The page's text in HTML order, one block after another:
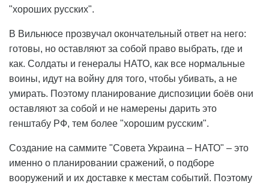
"хороших русских".
В Вильнюсе прозвучал окончательный ответ на него:
готовы, но оставляют за собой право выбрать, где и
как. Солдаты и генералы НАТО, как все нормальные
воины, идут на войну для того, чтобы убивать, а не
умирать. Поэтому планирование диспозиции боёв они
оставляют за собой и не намерены дарить это
генштабу РФ, тем более "хорошим русским".
Создание на саммите "Совета Украина – НАТО" – это
именно о планировании сражений, о подборе
вооружений и их доставке к местам событий. Поэтому